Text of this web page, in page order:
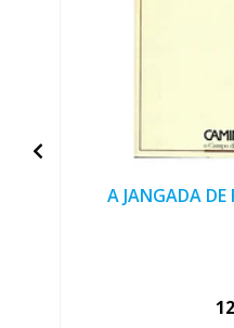
A JANGADA DE